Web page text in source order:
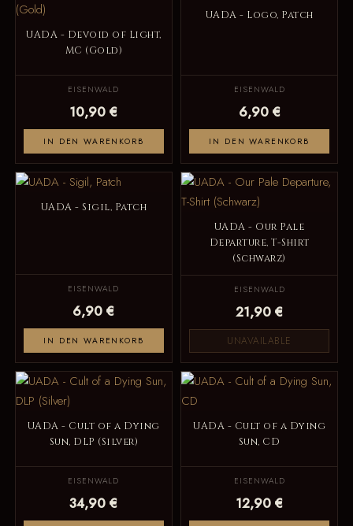
UADA - Devoid of Light,
MC (Gold)
EISENWALD
10,90 €
IN DEN WARENKORB
UADA - Logo, Patch
EISENWALD
6,90 €
IN DEN WARENKORB
UADA - Sigil, Patch
EISENWALD
6,90 €
IN DEN WARENKORB
UADA - Our Pale
Departure, T-Shirt
(Schwarz)
EISENWALD
21,90 €
UNAVAILABLE
UADA - Cult of a Dying
Sun, DLP (Silver)
EISENWALD
34,90 €
UADA - Cult of a Dying
Sun, CD
EISENWALD
12,90 €